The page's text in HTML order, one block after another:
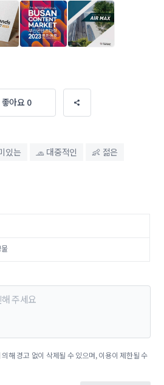
좋아요 0
있는 🧢 대중적인 👶 젊은
해 경고 없이 삭제될 수 있으며, 이용이 제한될 수